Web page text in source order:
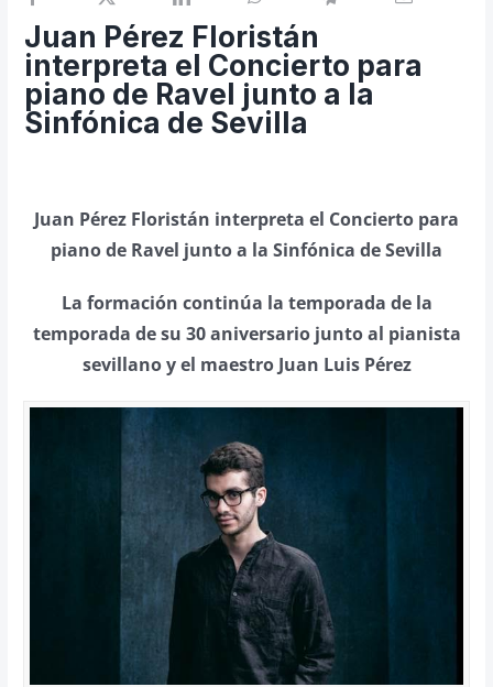
Cosas de Beckmesser
Nosotros y privacidad
Buscar:
Juan Pérez Floristán
interpreta el Concierto para
piano de Ravel junto a la
Sinfónica de Sevilla
Juan Pérez Floristán interpreta el Concierto para
piano de Ravel junto a la Sinfónica de Sevilla
La formación continúa la temporada de la
temporada de su 30 aniversario junto al pianista
sevillano y el maestro Juan Luis Pérez